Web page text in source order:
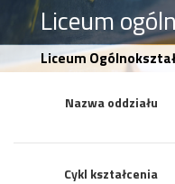
Liceum
Liceum
Nazwa oddziału
Cykl kształcenia